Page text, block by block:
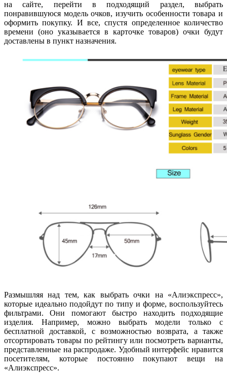
на сайте, перейти в подходящий раздел, выбрать
понравившуюся модель очков, изучить особенности товара и
оформить покупку. И все, спустя определенное количество
времени (оно указывается в карточке товаров) очки будут
доставлены в пункт назначения.
Размышляя над тем, как выбрать очки на «Алиэкспресс»,
которые идеально подойдут по типу и форме, воспользуйтесь
фильтрами. Они помогают быстро находить подходящие
изделия. Например, можно выбрать модели только с
бесплатной доставкой, с возможностью возврата, а также
отсортировать товары по рейтингу или посмотреть варианты,
представленные на распродаже. Удобный интерфейс нравится
посетителям, которые постоянно покупают вещи на
«Алиэкспресс».